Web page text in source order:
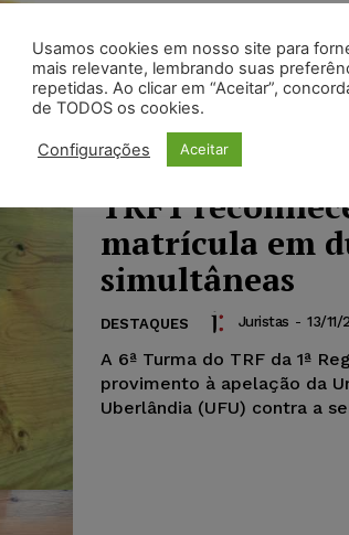
Tribunal de Justiça (STJ)
de Justiça do Distrito
TRF1
matrícula em
simultâneas
DESTAQUES Juristas - 13/11/
A 6ª Turma do TRF da 1ª
provimento à apelação da
Uberlândia (UFU) contra a
Usamos cookies em nosso site para
mais relevante, lembrando suas
repetidas. Ao clicar em “Aceitar”,
de TODOS os cookies.
Configurações Aceitar